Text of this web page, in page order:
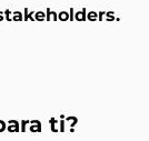
ti?